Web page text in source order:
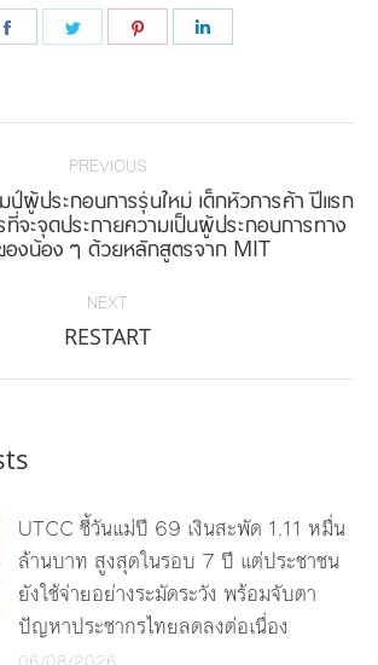
Share
Share
Share
PREVIOUS
Previous
post:
ป์ผู้ประกอบการรุ่นใหม่ เด็กหัวการค้า ปีแรก
ที่จะจุดประกายความเป็นผู้ประกอบการทาง
องน้อง ๆ ด้วยหลักสูตรจาก MIT
NEXT
Next
RESTART
UTCC ชี้วันแม่ปี 69 เงินสะพัด 1.11 หมื่น
ล้านบาท สูงสุดในรอบ 7 ปี แต่ประชาชน
ยังใช้จ่ายอย่างระมัดระวัง พร้อมจับตา
ปัญหาประชากรไทยลดลงต่อเนื่อง